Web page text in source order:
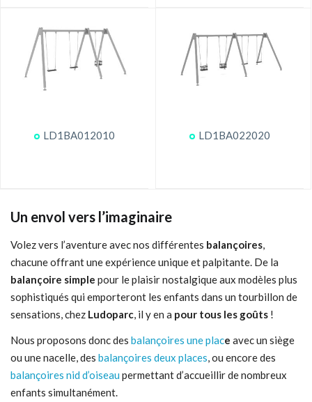
LD1BA012010 LD1BA022020
Un envol vers l’imaginaire
Volez vers l’aventure avec nos différentes balançoires
chacune offrant une expérience unique et palpitante. De la
balançoire simple pour le plaisir nostalgique aux modèles plus
sophistiqués qui emporteront les enfants dans un tourbillon de
sensations, chez Ludoparc , il y en a pour tous les goûts !
Nous proposons donc des balançoires une place avec un siège
ou une nacelle, des balançoires deux places, ou encore des
balançoires nid d’oiseau permettant d’accueillir de nombreux
enfants simultanément.